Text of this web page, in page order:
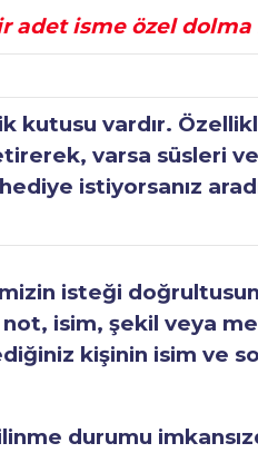
adet isme özel
kutusu vardır.
varsa süsleri
istiyorsanız
isteği
isim, şekil veya
kişinin isim ve
durumu